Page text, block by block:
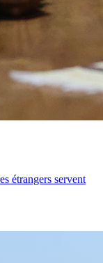
étrangers servent